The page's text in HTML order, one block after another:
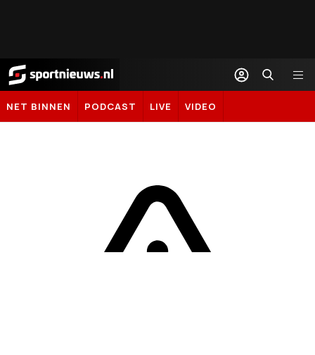
Sportnieuws.nl
NET BINNEN PODCAST LIVE VIDEO